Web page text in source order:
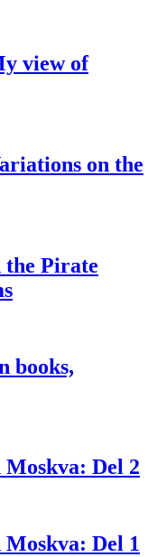
view of
on the
the Pirate
books,
Del 2
Del 1